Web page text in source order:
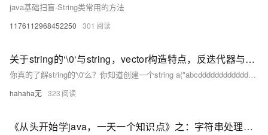
java基础扫盲-String类常用的方法
1176112968452250 301
关于string的‘\0‘与string，vector构造特点，反迭代器与迭代器类等的讨论
你真的了解string的'\0'么？你知道创建一个string a("abcddddddddddddddddddddddddd", 16);这样的string对象要创建多少个对象么？你知道string与vector进行扩容时进行了怎么的操作么？你知道怎么求Vector 最大 最小值 索引 位置么？
hahaha无 323
《从头开始学java，一天一个知识点》之：字符串处理：String类的核心API